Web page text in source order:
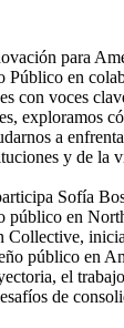
para
Público en
con voces
exploramos
a
y de la
Sofía
público en
Collective,
público en
el
de